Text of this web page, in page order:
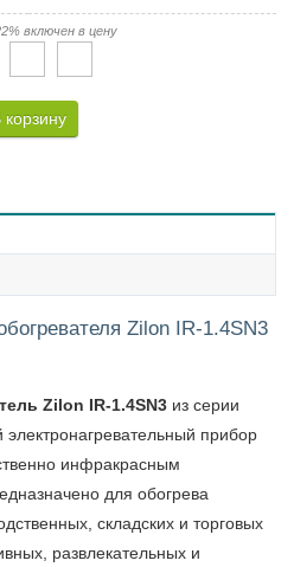
включен в цену
корзину
Zilon IR-1.4SN3
Zilon IR-1.4SN3 из серии
электронагревательный прибор
инфракрасным
для обогрева
складских и торговых
развлекательных и